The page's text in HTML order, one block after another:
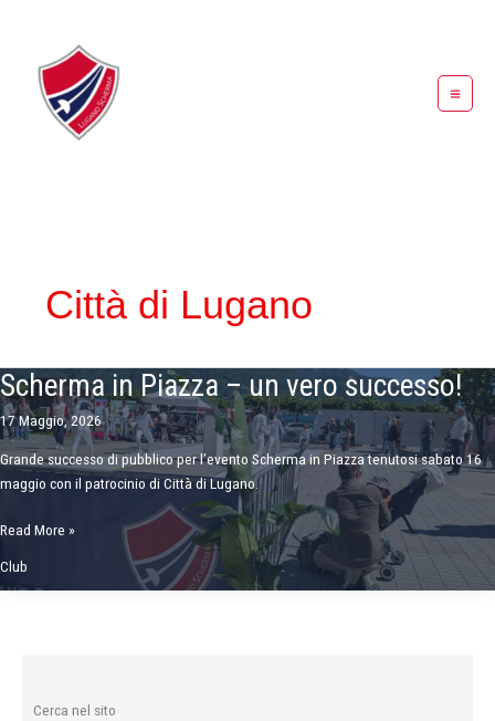
contenuto
Città di Lugano
Scherma in Piazza – un vero successo!
17 Maggio, 2026
Grande successo di pubblico per l’evento Scherma in Piazza tenutosi sabato 16
maggio con il patrocinio di Città di Lugano.
Scherma
Piazza
Read More »
Club
Cerca nel sito